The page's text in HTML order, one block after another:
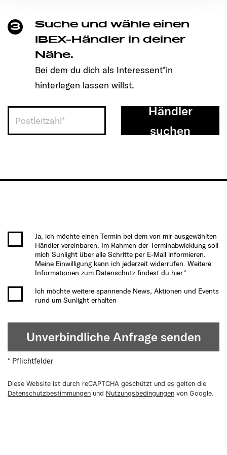
3
Suche und wähle einen
IBEX-Händler in deiner
Nähe.
Bei dem du dich als Interessent*in
hinterlegen lassen willst.
Händler
suchen
Ja, ich möchte einen Termin bei dem von mir ausgewählten
Händler vereinbaren. Im Rahmen der Terminabwicklung soll
mich Sunlight über alle Schritte per E-Mail informieren.
Meine Einwilligung kann ich jederzeit widerrufen. Weitere
Informationen zum Datenschutz findest du hier.*
Ich möchte weitere spannende News, Aktionen und Events
rund um Sunlight erhalten
Unverbindliche Anfrage senden
* Pflichtfelder
Diese Website ist durch reCAPTCHA geschützt und es gelten die
Datenschutzbestimmungen und Nutzungsbedingungen von Google.